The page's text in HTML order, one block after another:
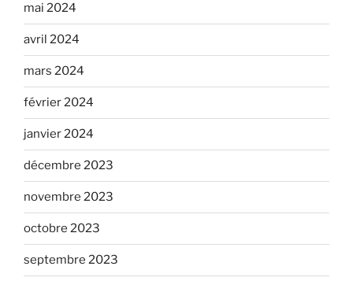
mai 2024
avril 2024
mars 2024
février 2024
janvier 2024
décembre 2023
novembre 2023
octobre 2023
septembre 2023